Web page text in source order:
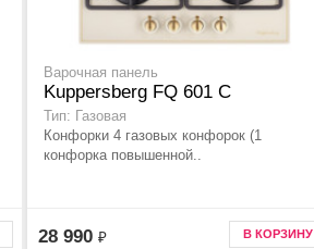
Варочная панель
Kuppersberg FQ 601 C
Тип: Газовая
Конфорки 4 газовых конфорок (1
конфорка повышенной..
28 990 ₽ В КОРЗИНУ